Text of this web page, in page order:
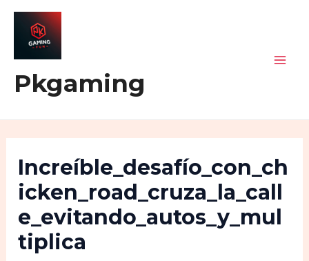
Skip
content
Pkgaming
Increíble_desafío_con_ch
Icken_road_cruza_la_call
E_evitando_autos_y_mul
Tiplica
Post
navigation